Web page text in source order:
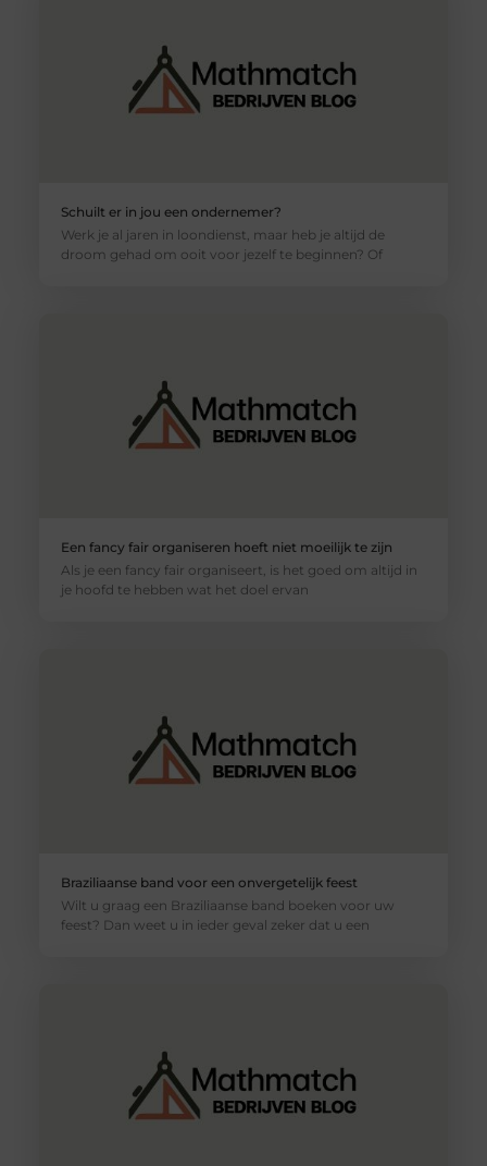
Schuilt er in jou een ondernemer?
Werk je al jaren in loondienst, maar heb je altijd de
droom gehad om ooit voor jezelf te beginnen? Of
Een fancy fair organiseren hoeft niet moeilijk te zijn
Als je een fancy fair organiseert, is het goed om altijd in
je hoofd te hebben wat het doel ervan
Braziliaanse band voor een onvergetelijk feest
Wilt u graag een Braziliaanse band boeken voor uw
feest? Dan weet u in ieder geval zeker dat u een